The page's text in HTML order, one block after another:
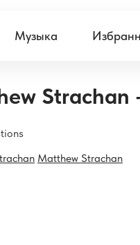
Музыка
Strachan
Matthew Strachan